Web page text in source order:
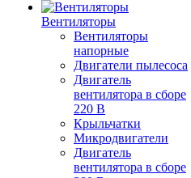
Вентиляторы
Вентиляторы
напорные
Двигатели пылесоса
Двигатель
вентилятора в сборе
220 В
Крыльчатки
Микродвигатели
Двигатель
вентилятора в сборе